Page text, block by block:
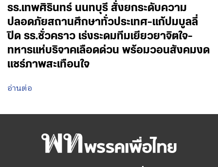
รร.เทพศิรินทร์ นนทบุรี สั่งยกระดับความ
ปลอดภัยสถานศึกษาทั่วประเทศ-แก้ปมบูลลี่
ปิด รร.ชั่วคราว เร่งระดมทีมเยียวยาจิตใจ-
ทหารแห่บริจาคเลือดด่วน พร้อมวอนสังคมงด
แชร์ภาพสะเทือนใจ
อ่านต่อ